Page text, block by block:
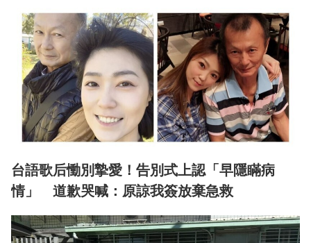
台語歌后慟別摯愛！告別式上認「早隱瞞病
情」 道歉哭喊：原諒我簽放棄急救